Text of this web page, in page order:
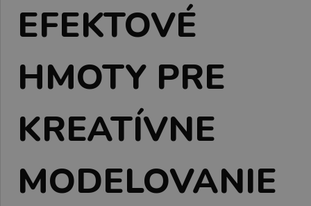
EFEKTOVÉ
HMOTY PRE
KREATÍVNE
MODELOVANIE